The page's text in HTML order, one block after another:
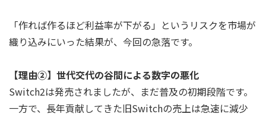
「作れば作るほど利益率が下がる」というリスクを市場が
織り込みにいった結果が、今回の急落です。
【理由②】世代交代の谷間による数字の悪化
Switch2は発売されましたが、まだ普及の初期段階です。
一方で、長年貢献してきた旧Switchの売上は急速に減少